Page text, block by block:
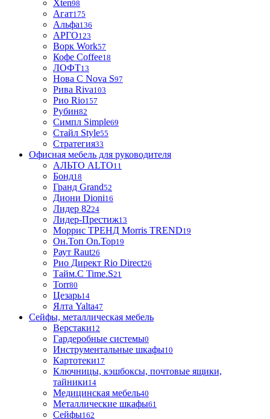
Xten98
Агат175
Альфа136
АРГО123
Ворк Work57
Кофе Coffee18
ЛОФТ13
Нова С Nova S97
Рива Riva103
Рио Rio157
Рубин82
Симпл Simple69
Стайл Style55
Стратегия33
Офисная мебель для руководителя
АЛЬТО ALTO11
Бонд18
Гранд Grand52
Диони Dioni16
Лидер 8224
Лидер-Престиж13
Моррис ТРЕНД Morris TREND19
Он.Топ On.Top19
Раут Raut26
Рио Директ Rio Direct26
Тайм.С Time.S21
Torr80
Цезарь14
Ялта Yalta47
Сейфы, металлическая мебель
Верстаки12
Гардеробные системы0
Инструментальные шкафы10
Картотеки17
Ключницы, кэшбоксы, почтовые ящики,
тайники14
Медицинская мебель40
Металлические шкафы61
Сейфы162